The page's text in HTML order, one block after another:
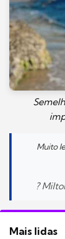
Muito
?
Mais lidas